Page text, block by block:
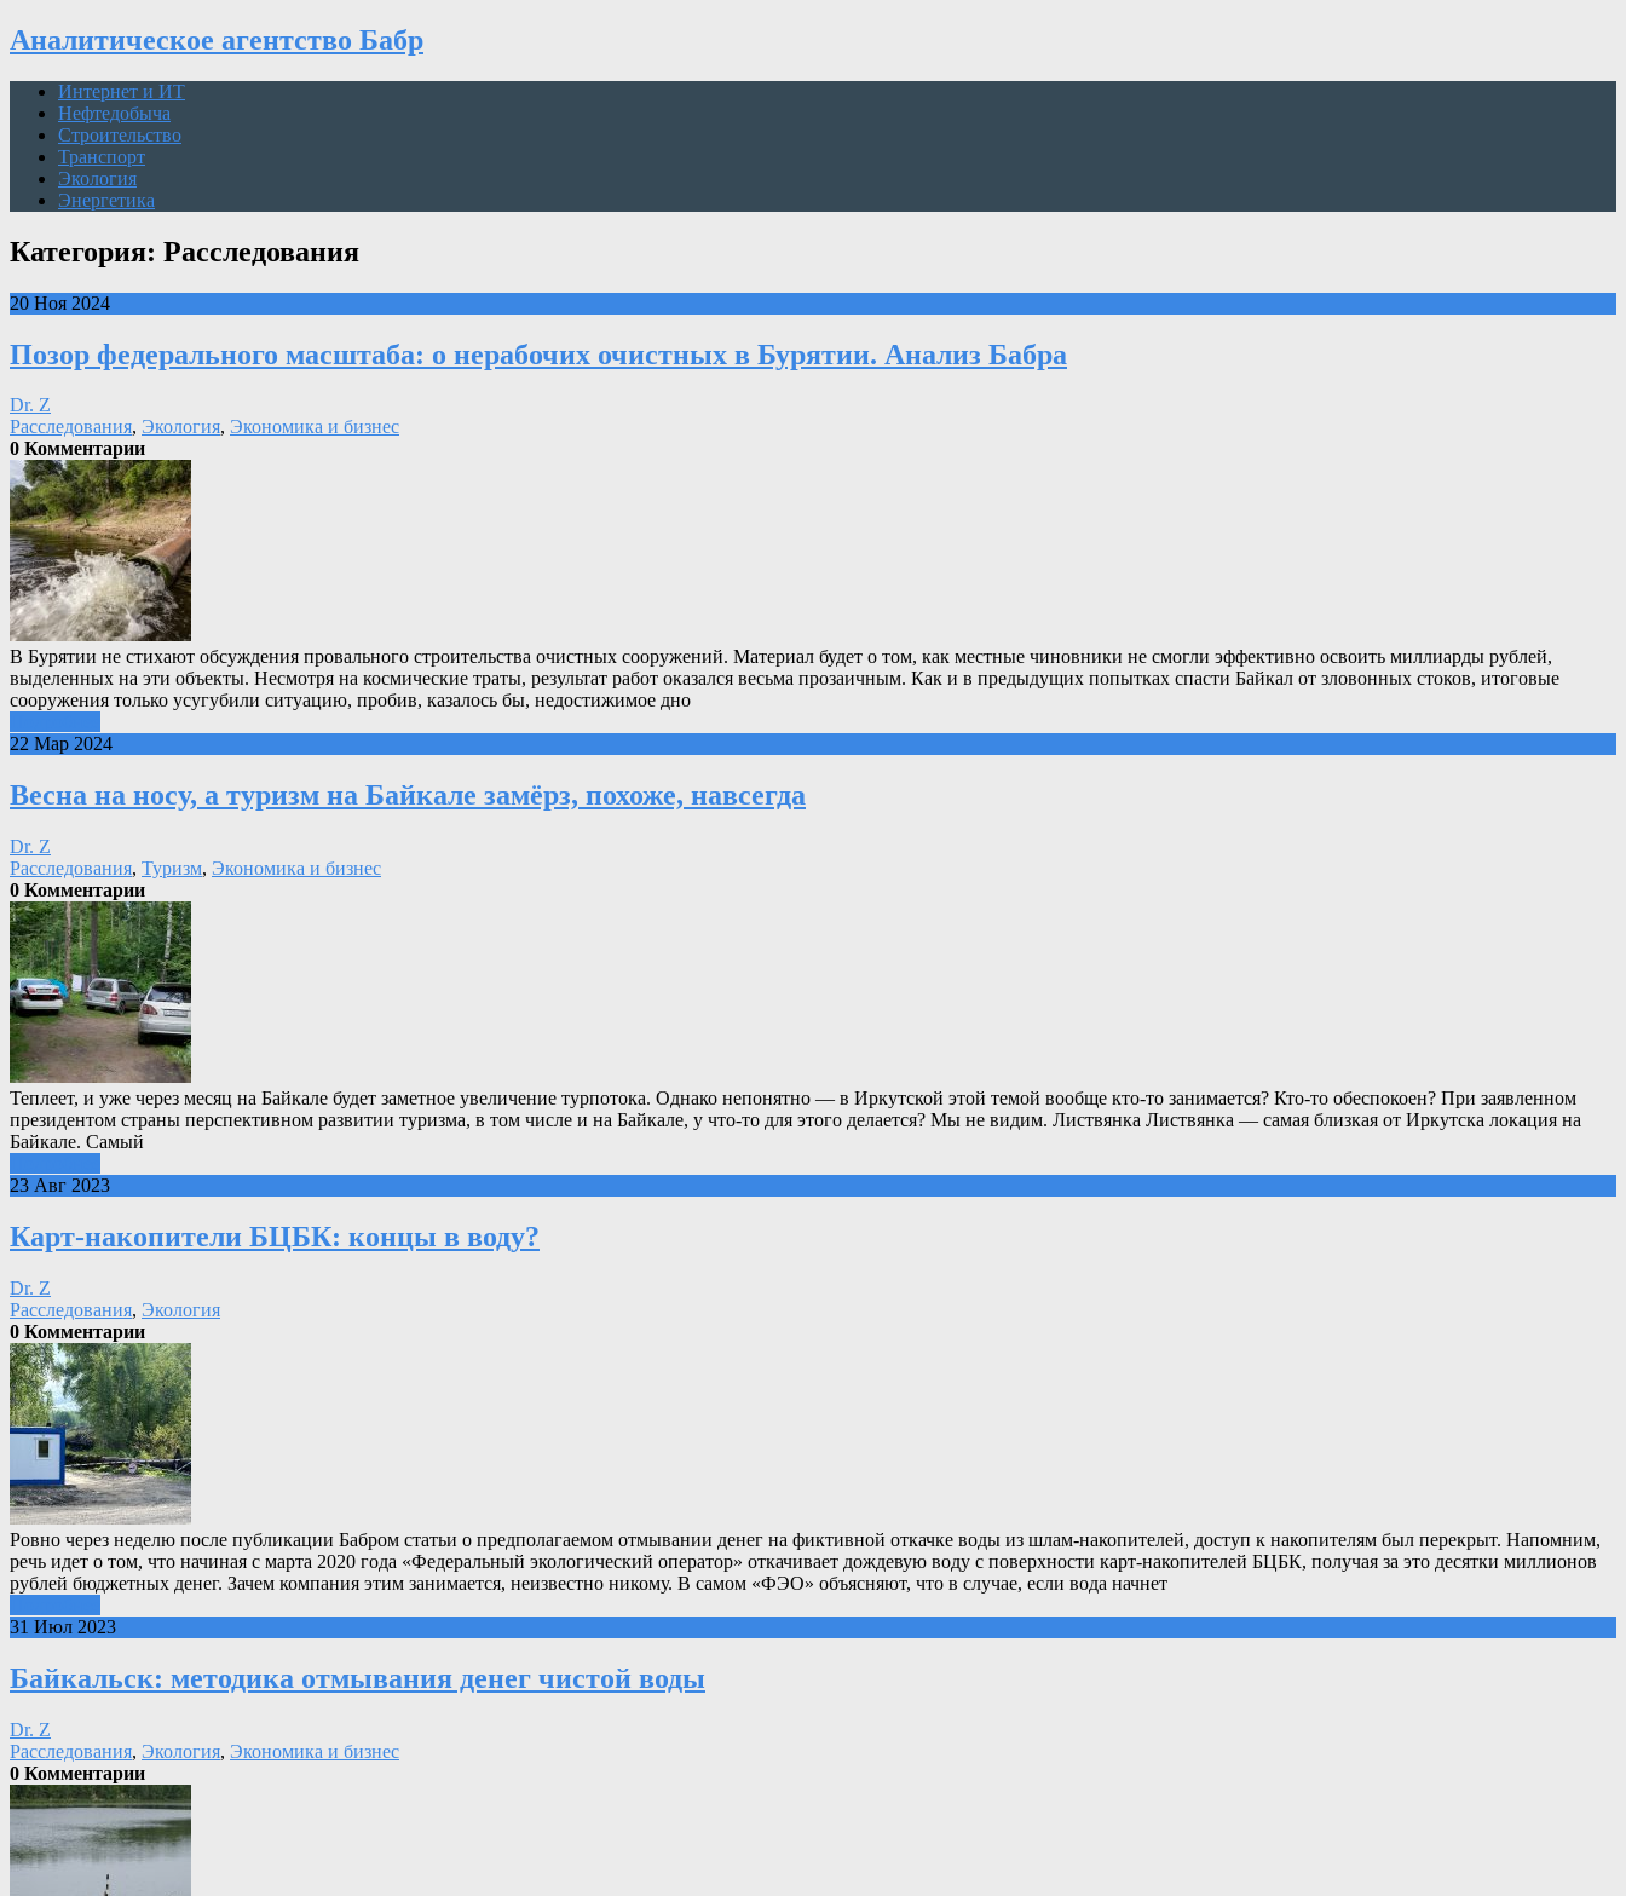
Аналитическое агентство Бабр
Интернет и ИТ
Нефтедобыча
Строительство
Транспорт
Экология
Энергетика
Категория: Расследования
20 Ноя 2024
Позор федерального масштаба: о нерабочих очистных в Бурятии. Анализ Бабра
Dr. Z
Расследования, Экология, Экономика и бизнес
0 Комментарии
В Бурятии не стихают обсуждения провального строительства очистных сооружений. Материал будет о том, как местные чиновники не смогли эффективно освоить миллиарды рублей,
выделенных на эти объекты. Несмотря на космические траты, результат работ оказался весьма прозаичным. Как и в предыдущих попытках спасти Байкал от зловонных стоков, итоговые
сооружения только усугубили ситуацию, пробив, казалось бы, недостижимое дно
22 Мар 2024
Весна на носу, а туризм на Байкале замёрз, похоже, навсегда
Dr. Z
Расследования, Туризм, Экономика и бизнес
0 Комментарии
Теплеет, и уже через месяц на Байкале будет заметное увеличение турпотока. Однако непонятно — в Иркутской этой темой вообще кто-то занимается? Кто-то обеспокоен? При заявленном
президентом страны перспективном развитии туризма, в том числе и на Байкале, у что-то для этого делается? Мы не видим. Листвянка Листвянка — самая близкая от Иркутска локация на
Байкале. Самый
23 Авг 2023
Карт-накопители БЦБК: концы в воду?
Dr. Z
Расследования, Экология
0 Комментарии
Ровно через неделю после публикации Бабром статьи о предполагаемом отмывании денег на фиктивной откачке воды из шлам-накопителей, доступ к накопителям был перекрыт. Напомним,
речь идет о том, что начиная с марта 2020 года «Федеральный экологический оператор» откачивает дождевую воду с поверхности карт-накопителей БЦБК, получая за это десятки миллионов
рублей бюджетных денег. Зачем компания этим занимается, неизвестно никому. В самом «ФЭО» объясняют, что в случае, если вода начнет
31 Июл 2023
Байкальск: методика отмывания денег чистой воды
Dr. Z
Расследования, Экология, Экономика и бизнес
0 Комментарии